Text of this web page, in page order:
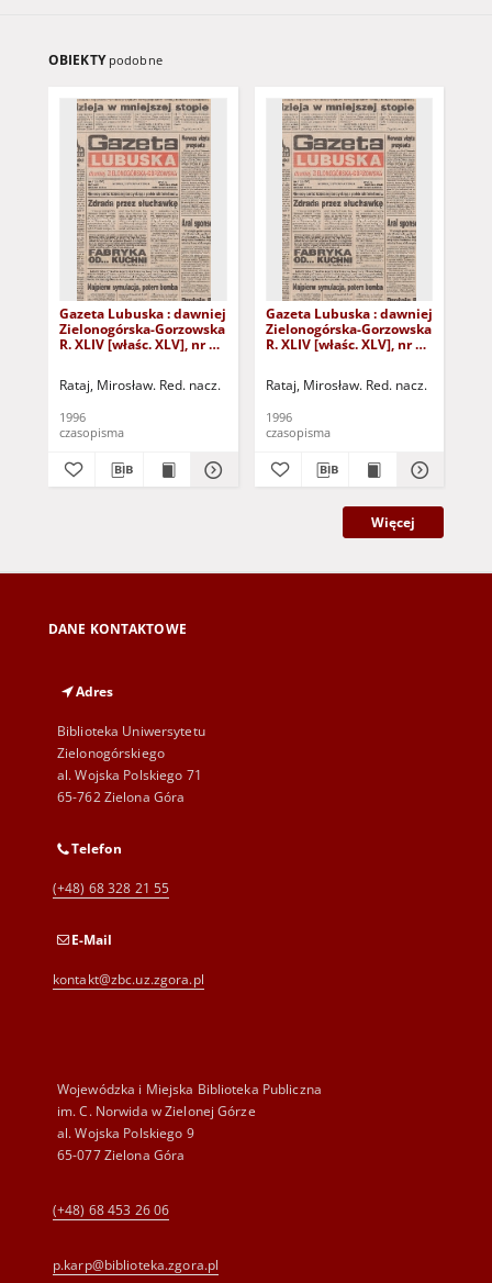
OBIEKTY podobne
Gazeta Lubuska : dawniej
Zielonogórska-Gorzowska
R. XLIV [właśc. XLV], nr 52
Rataj, Mirosław. Red. nacz.
1996
czasopisma
Gazeta Lubuska : dawniej
Zielonogórska-Gorzowska
R. XLIV [właśc. XLV], nr 46
Rataj, Mirosław. Red. nacz.
1996
czasopisma
Więcej
DANE KONTAKTOWE
Adres
Biblioteka Uniwersytetu
Zielonogórskiego
al. Wojska Polskiego 71
65-762 Zielona Góra
Telefon
(+48) 68 328 21 55
E-Mail
kontakt@zbc.uz.zgora.pl
Wojewódzka i Miejska Biblioteka Publiczna
im. C. Norwida w Zielonej Górze
al. Wojska Polskiego 9
65-077 Zielona Góra
(+48) 68 453 26 06
p.karp@biblioteka.zgora.pl